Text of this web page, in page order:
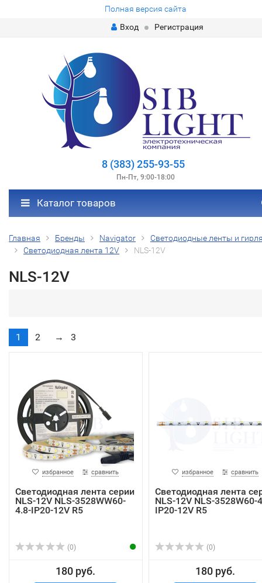
Полная версия сайта
Вход
Регистрация
8 (383) 255-93-55
Пн-Пт, 9:00-18:00
Каталог товаров
Главная Бренды Navigator
Светодиодные ленты и
Светодиодная лента 12V
NLS-12V
NLS-12V
1 2 → 3
избранное сравнить
Светодиодная лента серии
NLS-12V NLS-3528WW60-
4.8-IP20-12V R5
(0)
180 руб.
избранное сравнить
Светодиодная лента
NLS-12V NLS-3528W60-
IP20-12V R5
(0)
180 руб.